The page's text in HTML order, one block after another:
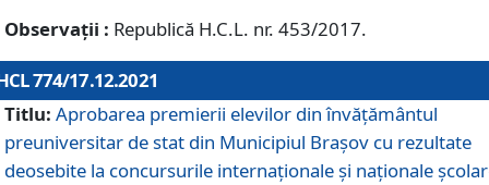
Observații : Republică H.C.L. nr. 453/2017.
774/17.12.2021
Titlu: Aprobarea premierii elevilor din învățământul
preuniversitar de stat din Municipiul Brașov cu rezultate
deosebite la concursurile internaționale și naționale